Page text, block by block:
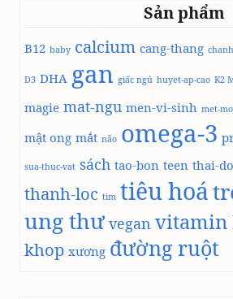
Sản phẩm
B12 baby calcium cang-thang chanh
D3 DHA gan giấc ngủ huyet-ap-cao K2
magie mat-ngu men-vi-sinh met-
mật ong mắt não omega-3
sua-thuc-vat sách tao-bon teen thai-
thanh-loc tim tiêu hoá
ung thư vegan vitamin
khop xương đường ruột